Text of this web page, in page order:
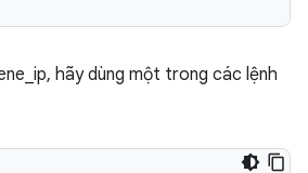
hãy dùng một trong các lệnh